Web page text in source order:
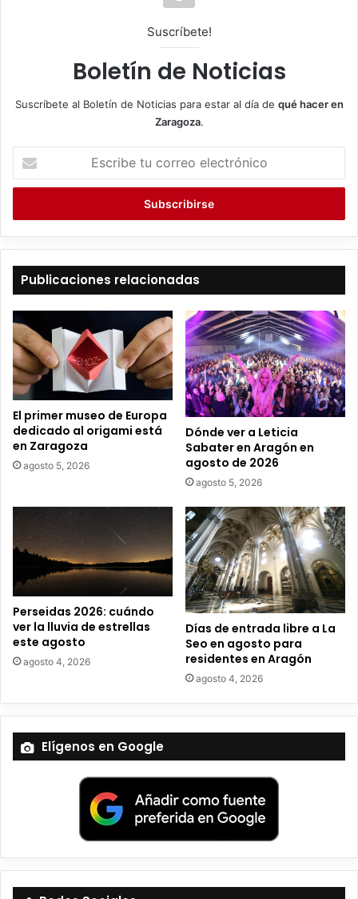
Suscríbete!
Boletín de Noticias
Suscríbete al Boletín de Noticias para estar al día de qué hacer en
Zaragoza.
c
i
b
o
r
r
e
o
l
t
ó
i
Publicaciones relacionadas
El primer museo de Europa
dedicado al origami está
en Zaragoza
agosto 5, 2026
Dónde ver a Leticia
Sabater en Aragón en
agosto de 2026
agosto 5, 2026
Perseidas 2026: cuándo
ver la lluvia de estrellas
este agosto
agosto 4, 2026
Días de entrada libre a La
Seo en agosto para
residentes en Aragón
agosto 4, 2026
Elígenos en Google